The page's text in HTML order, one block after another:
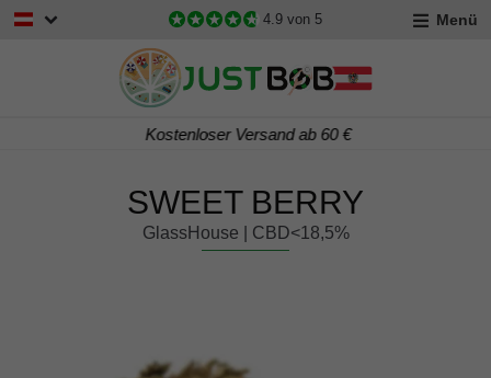
4.9 von 5 Menü
Kostenloser Versand ab 60 €
SWEET BERRY
GlassHouse | CBD<18,5%